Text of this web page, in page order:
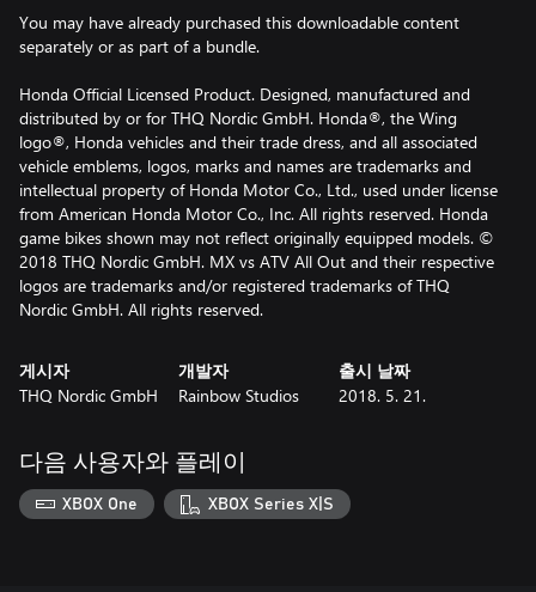
You may have already purchased this downloadable content
separately or as part of a bundle.
Honda Official Licensed Product. Designed, manufactured and
distributed by or for THQ Nordic GmbH. Honda®, the Wing
logo®, Honda vehicles and their trade dress, and all associated
vehicle emblems, logos, marks and names are trademarks and
intellectual property of Honda Motor Co., Ltd., used under license
from American Honda Motor Co., Inc. All rights reserved. Honda
game bikes shown may not reflect originally equipped models. ©
2018 THQ Nordic GmbH. MX vs ATV All Out and their respective
logos are trademarks and/or registered trademarks of THQ
Nordic GmbH. All rights reserved.
게시자
THQ Nordic GmbH
개발자
Rainbow Studios
출시 날짜
2018. 5. 21.
다음 사용자와 플레이
XBOX One XBOX Series X|S